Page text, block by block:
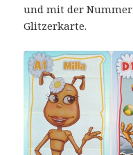
und mit der Nummer
Glitzerkarte.